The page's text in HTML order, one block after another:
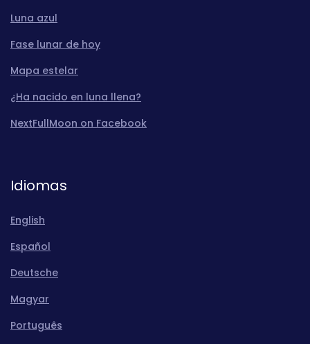
Luna azul
Fase lunar de hoy
Mapa estelar
¿Ha nacido en luna llena?
NextFullMoon on Facebook
Idiomas
English
Español
Deutsche
Magyar
Português